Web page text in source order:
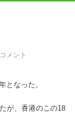
メント
となった。
が、香港のこの18